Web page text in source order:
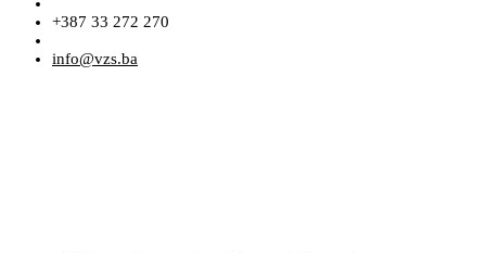
+387 33 272 270
info@vzs.ba